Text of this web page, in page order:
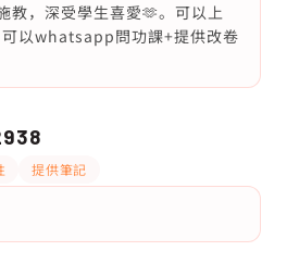
教，深受學生喜愛🫶。可以上
以whatsapp問功課+提供改卷
提供筆記